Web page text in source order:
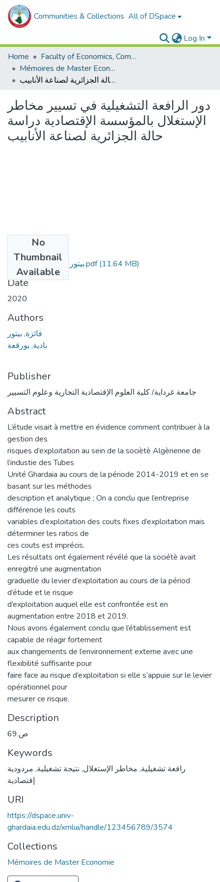
Communities & Collections All of DSpace
Log In
Home
Faculty of Economics, Commercial Sciences and Management Sciences
Mémoires de Master Economie
دور الرافعة التشغيلية في تسيير مخاطر الإستغلال بالمؤسسة الإقتصادية دراسة حالة الجزائرية لصناعة الأنابيب
دور الرافعة التشغيلية في تسيير مخاطر
الإستغلال بالمؤسسة الإقتصادية دراسة
حالة الجزائرية لصناعة الأنابيب
No
Thumbnail
Available
بيتور فايزة . بورقعة نادية.pdf(11.64 MB)
Date
2020
Authors
فائزة, بيتور
نادية, بورقعة
Publisher
جامعة غرداية/ كلية العلوم الإقتصادية التجارية وعلوم التسيير
Abstract
L’étude visait à mettre en évidence comment contribuer à la
gestion des
risques d’exploitation au sein de la sociètè Algèrienne de
l’industie des Tubes
Unité Ghardaia au cours de la période 2014-2019 et en se
basant sur les méthodes
description et analytique ; On a conclu que l’entreprise
différencie les couts
variables d’exploitation des couts fixes d’exploitation mais
déterminer les ratios de
ces couts est imprécis.
Les résultats ont également révélé que la sociétè avait
enregitré une augmentation
graduelle du levier d’exploitation au cours de la périod
d’étude et le risque
d’exploitation auquel elle est confrontée est en
augmentation entre 2018 et 2019.
Nous avons également conclu que l’établissement est
capable de réagir fortement
aux changements de l’environnement externe avec une
flexibilité suffisante pour
faire face au risque d’exploitation si elle s’appuie sur le levier
opérationnel pour
mesurer ce risque.
Description
ص.69
Keywords
رافعة تشغيلية, مخاطر الإستغلال, نتيجة تشغيلية, مردودية
إقتصادية
URI
https://dspace.univ-
ghardaia.edu.dz/xmlui/handle/123456789/3574
Collections
Mémoires de Master Economie